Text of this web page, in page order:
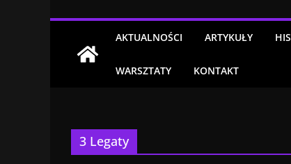
AKTUALNOŚCI ARTYKUŁY
WARSZTATY KONTAKT
3 Legaty